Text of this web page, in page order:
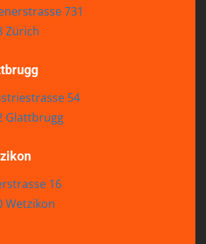
731
Zürich
54
Glattbrugg
16
Wetzikon